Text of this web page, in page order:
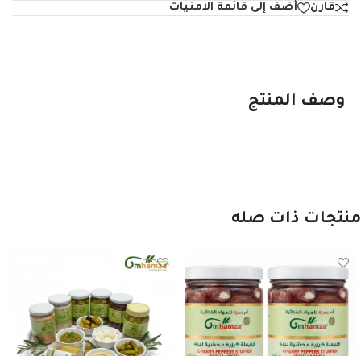
قارن أضف إلى قائمة الامنيات
وصف المنتج
منتجات ذات صله